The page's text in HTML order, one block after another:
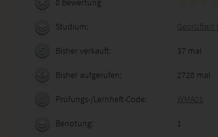
Studium: Geprüfte/r
Bisher verkauft: 37 mal
Bisher aufgerufen: 2728 mal
Prüfungs-/Lernheft-Code: WMA01
Benotung: 1